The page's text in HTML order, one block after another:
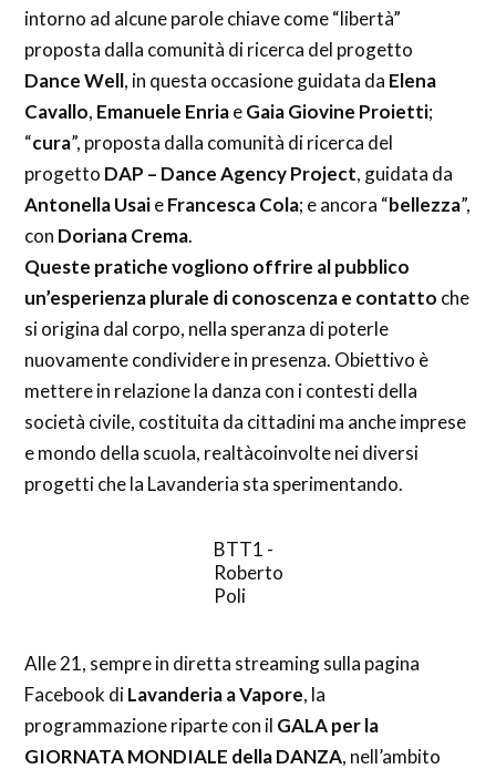
intorno ad alcune parole chiave come “libertà”
proposta dalla comunità di ricerca del progetto
Dance Well, in questa occasione guidata da Elena
Cavallo, Emanuele EnriaeGaia Giovine Proietti;
“cura”, proposta dalla comunità di ricerca del
progetto DAP – Dance Agency Project, guidata da
Antonella UsaieFrancesca Cola; e ancora “bellezza”,
con Doriana Crema.
Queste pratiche vogliono offrire al pubblico
un’esperienza plurale di conoscenza e contatto che
si origina dal corpo, nella speranza di poterle
nuovamente condividere in presenza. Obiettivo è
mettere in relazione la danza con i contesti della
società civile, costituita da cittadini ma anche imprese
e mondo della scuola, realtàcoinvolte nei diversi
progetti che la Lavanderia sta sperimentando.
BTT1 -
Roberto
Poli
Alle 21, sempre in diretta streaming sulla pagina
Facebook diLavanderia a Vapore, la
programmazione riparte con il GALA per la
GIORNATA MONDIALE della DANZA, nell’ambito